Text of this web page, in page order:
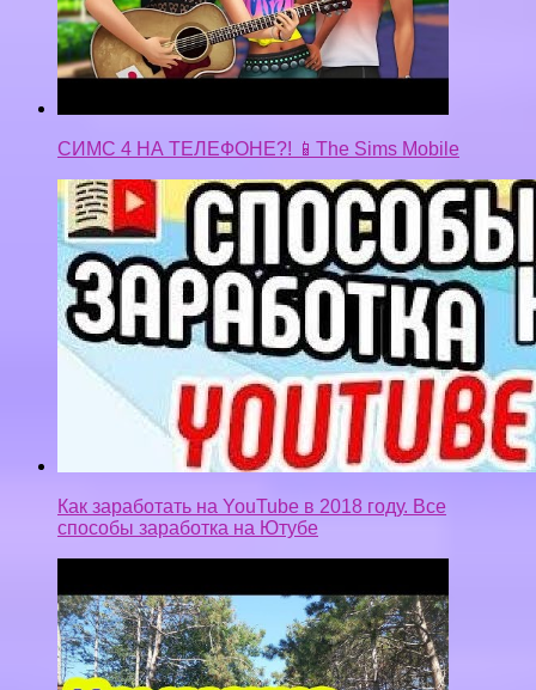
СИМС 4 НА ТЕЛЕФОНЕ?! 📱The Sims Mobile
Как заработать на YouTube в 2018 году. Все
способы заработка на Ютубе